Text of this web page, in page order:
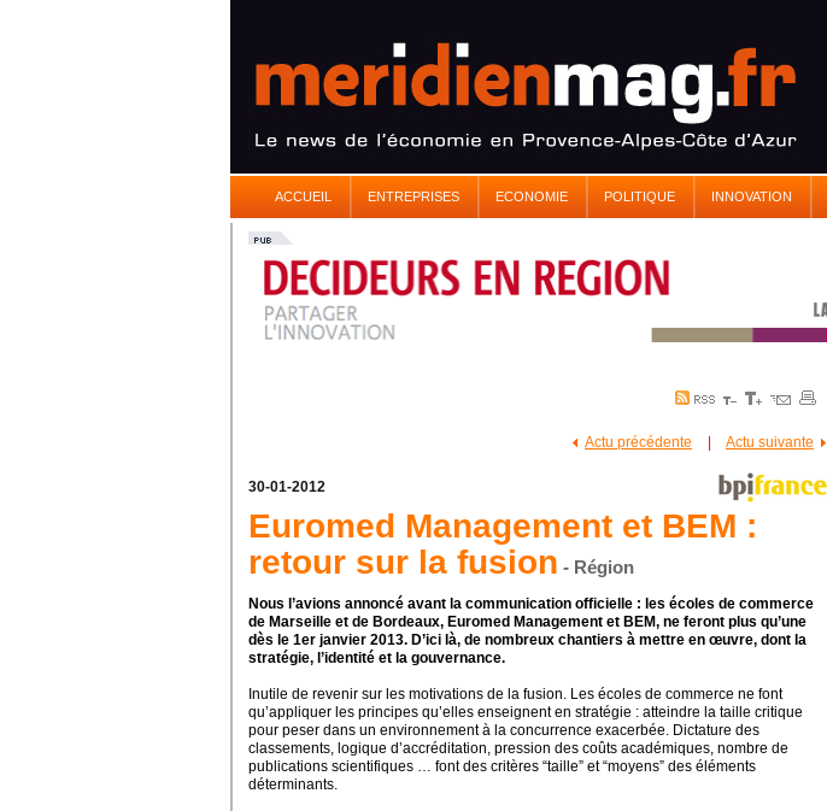
ACCUEIL ENTREPRISES ECONOMIE POLITIQUE INNOVATION
Actu précédente Actu suivante
30-01-2012
Euromed Management et BEM :
retour sur la fusion - Région
Nous l’avions annoncé avant la communication officielle : les écoles de commerce
de Marseille et de Bordeaux, Euromed Management et BEM, ne feront plus qu’une
dès le 1er janvier 2013. D’ici là, de nombreux chantiers à mettre en œuvre, dont la
stratégie, l’identité et la gouvernance.
Inutile de revenir sur les motivations de la fusion. Les écoles de commerce ne font
qu’appliquer les principes qu’elles enseignent en stratégie : atteindre la taille critique
pour peser dans un environnement à la concurrence exacerbée. Dictature des
classements, logique d’accréditation, pression des coûts académiques, nombre de
publications scientifiques … font des critères “taille” et “moyens” des éléments
déterminants.